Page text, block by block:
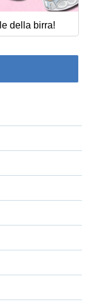
della birra!